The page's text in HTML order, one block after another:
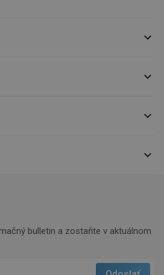




bulletin a zostaňte v aktuálnom